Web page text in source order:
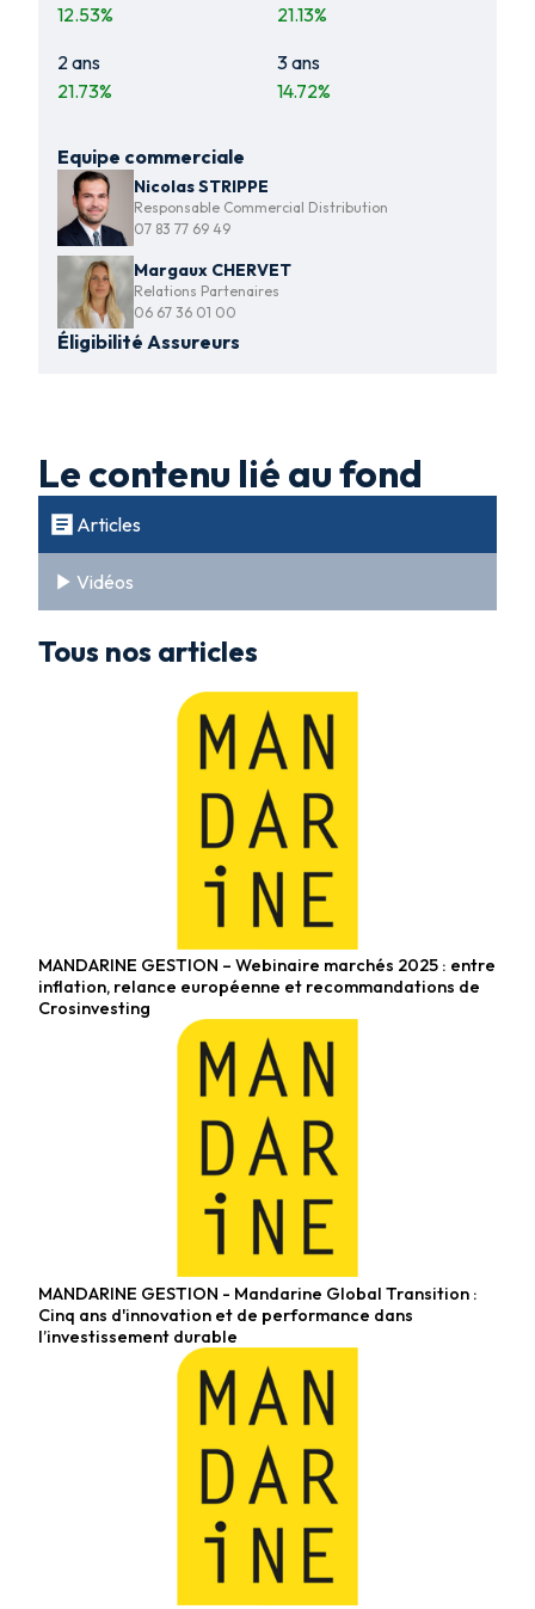
12.53%
21.13%
2 ans
21.73%
3 ans
14.72%
Equipe commerciale
Nicolas STRIPPE
Responsable Commercial Distribution
07 83 77 69 49
Margaux CHERVET
Relations Partenaires
06 67 36 01 00
Éligibilité Assureurs
Le contenu lié au fond
Articles
Vidéos
Tous nos articles
Fonds actions
MANDARINE GESTION – Webinaire marchés 2025 : entre
inflation, relance européenne et recommandations de
Crosinvesting
Fonds actions
MANDARINE GESTION - Mandarine Global Transition :
Cinq ans d'innovation et de performance dans
l’investissement durable